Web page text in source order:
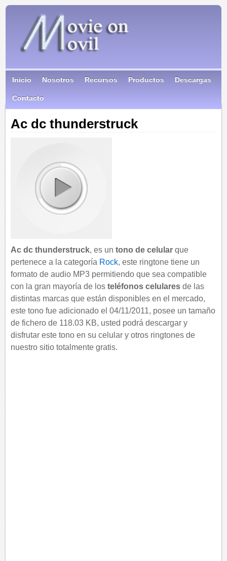
Inicio Nosotros Recursos Productos Descargas
Contacto
Ac dc thunderstruck
Ac dc thunderstruck, es untono de celular que
pertenece a la categoría Rock, este ringtone tiene un
formato de audio MP3 permitiendo que sea compatible
con la gran mayoría de losteléfonos celulares de las
distintas marcas que están disponibles en el mercado,
este tono fue adicionado el 04/11/2011, posee un tamaño
de fichero de 118.03 KB, usted podrá descargar y
disfrutar este tono en su celular y otros ringtones de
nuestro sitio totalmente gratis.